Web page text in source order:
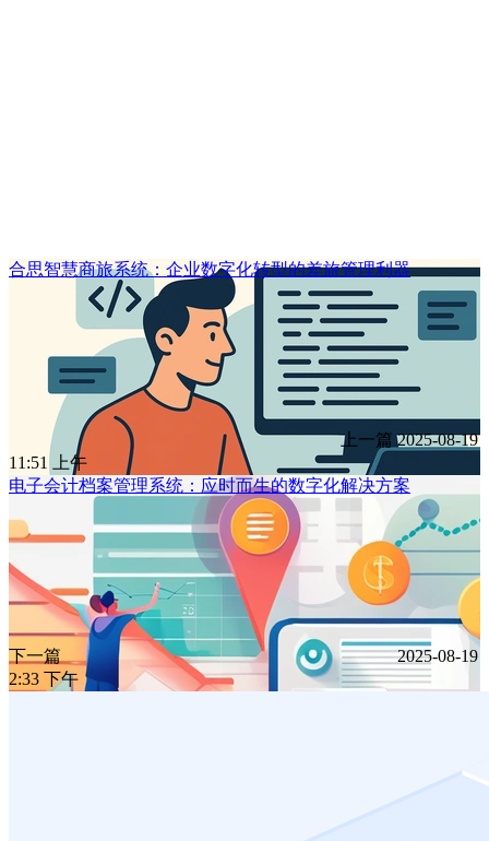
合思智慧商旅系统：企业数字化转型的差旅管理利器
上一篇 2025-08-19
11:51 上午
电子会计档案管理系统：应时而生的数字化解决方案
下一篇
2025-08-19
2:33 下午